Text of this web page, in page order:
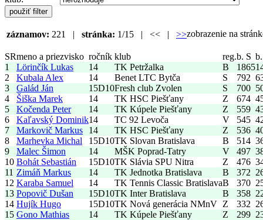
záznamov: 221 | stránka: 1/15 | << | >>zobrazenie na
SRmeno a priezvisko ročník klub reg.b. S
1
Lörinčík Lukas 14 TK Petržalka B 1865
2
Kubala Alex 14 Benet LTC Bytča S 792
3
Galád Ján 15D10Fresh club Zvolen S 700
4
Šiška Marek 14 TK HSC Piešťany Z 674
5
Kočenda Peter 14 TK Kúpele Piešťany Z 559
6
Kaľavský Dominik14 TC 92 Levoča V 545
7
Markovič Markus 14 TK HSC Piešťany Z 536
8
Marhevka Michal 15D10TK Slovan Bratislava B 514
9
Malec Šimon 14 MŠK Poprad-Tatry V 497
10 Bohát Sebastián 15D10TK Slávia SPU Nitra Z 476
11 Zimáň Markus 14 TK Jednotka Bratislava B 372
12 Karaba Samuel 14 TK Tennis Classic BratislavaB 370
13 Popovič Dušan 15D10TK Inter Bratislava B 358
14 Hujík Hugo 15D10TK Nová generácia NMnV Z 332
15 Gono Mathias 14 TK Kúpele Piešťany Z 299